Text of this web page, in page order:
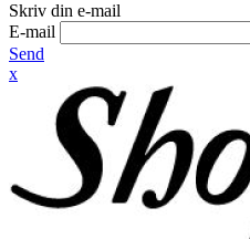
Skriv din e-mail
E-mail
Send
x